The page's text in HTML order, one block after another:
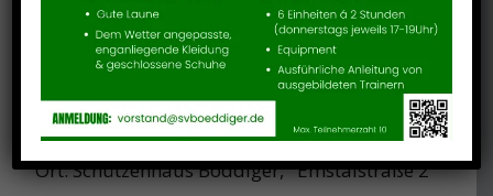
Termin:8.02.2020 19:30 Uhr
Ort: Schützenhaus Böddiger, Emstalstraße 2